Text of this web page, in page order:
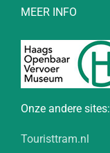
MEER INFO
Onze andere sites:
Touristtram.nl